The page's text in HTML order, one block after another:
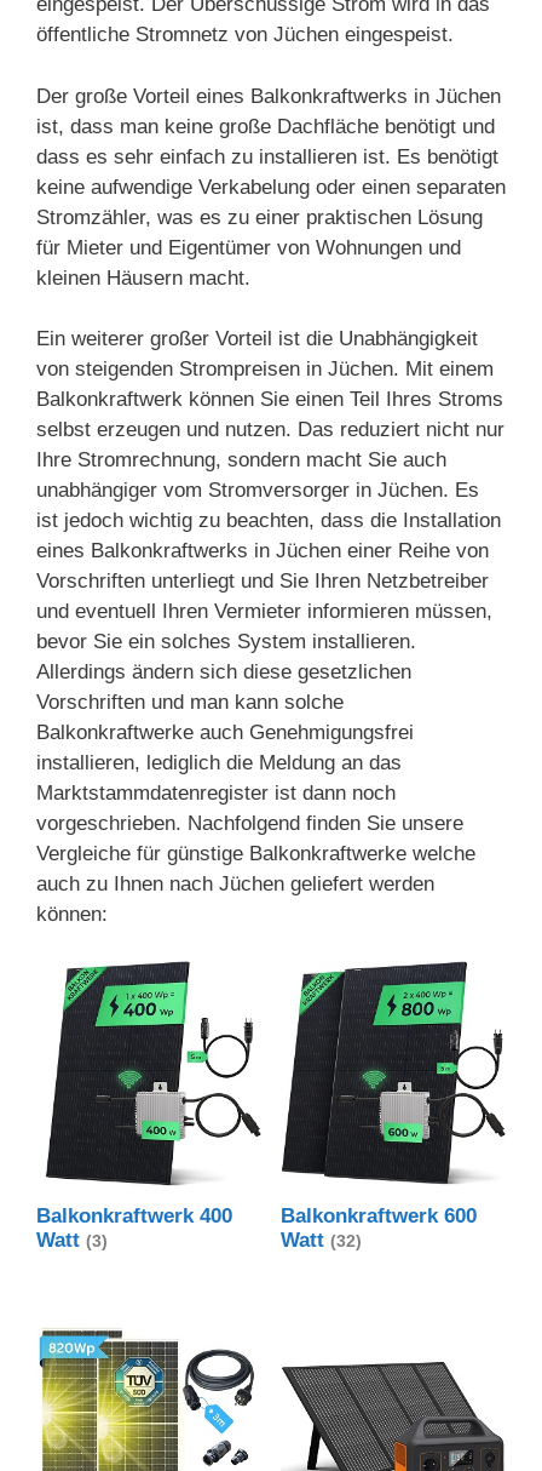
öffentliche Stromnetz von Jüchen eingespeist.
Der große Vorteil eines Balkonkraftwerks in Jüchen
ist, dass man keine große Dachfläche benötigt und
dass es sehr einfach zu installieren ist. Es benötigt
keine aufwendige Verkabelung oder einen separaten
Stromzähler, was es zu einer praktischen Lösung
für Mieter und Eigentümer von Wohnungen und
kleinen Häusern macht.
Ein weiterer großer Vorteil ist die Unabhängigkeit
von steigenden Strompreisen in Jüchen. Mit einem
Balkonkraftwerk können Sie einen Teil Ihres Stroms
selbst erzeugen und nutzen. Das reduziert nicht nur
Ihre Stromrechnung, sondern macht Sie auch
unabhängiger vom Stromversorger in Jüchen. Es
ist jedoch wichtig zu beachten, dass die Installation
eines Balkonkraftwerks in Jüchen einer Reihe von
Vorschriften unterliegt und Sie Ihren Netzbetreiber
und eventuell Ihren Vermieter informieren müssen,
bevor Sie ein solches System installieren.
Allerdings ändern sich diese gesetzlichen
Vorschriften und man kann solche
Balkonkraftwerke auch Genehmigungsfrei
installieren, lediglich die Meldung an das
Marktstammdatenregister ist dann noch
vorgeschrieben. Nachfolgend finden Sie unsere
Vergleiche für günstige Balkonkraftwerke welche
auch zu Ihnen nach Jüchen geliefert werden
können:
Balkonkraftwerk 400
Watt (3)
Balkonkraftwerk 600
Watt (32)